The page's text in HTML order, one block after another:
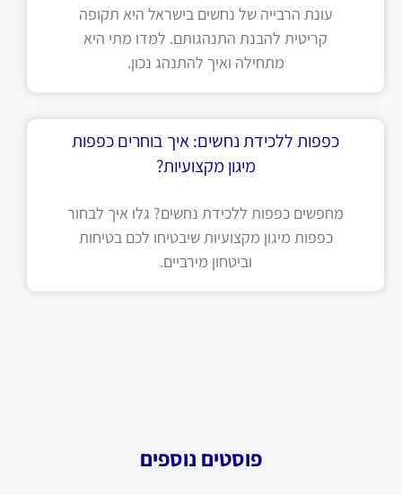
עונת הרבייה של נחשים בישראל היא תקופה
קריטית להבנת התנהגותם. למדו מתי היא
מתחילה ואיך להתנהג נכון.
כפפות ללכידת נחשים: איך בוחרים כפפות
מיגון מקצועיות?
מחפשים כפפות ללכידת נחשים? גלו איך לבחור
כפפות מיגון מקצועיות שיבטיחו לכם בטיחות
וביטחון מירביים.
פוסטים נוספים